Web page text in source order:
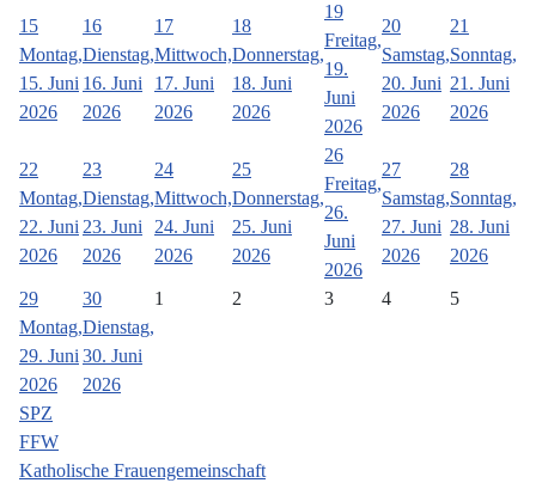
15
Montag,
15. Juni
2026
16
Dienstag,
16. Juni
2026
17
Mittwoch,
17. Juni
2026
18
Donnerstag,
18. Juni
2026
19
Freitag,
19.
Juni
2026
20
Samstag,
20. Juni
2026
21
Sonntag,
21. Juni
2026
22
Montag,
22. Juni
2026
23
Dienstag,
23. Juni
2026
24
Mittwoch,
24. Juni
2026
25
Donnerstag,
25. Juni
2026
26
Freitag,
26.
Juni
2026
27
Samstag,
27. Juni
2026
28
Sonntag,
28. Juni
2026
29
Montag,
29. Juni
2026
30
Dienstag,
30. Juni
2026
1 2 3 4 5
SPZ
FFW
Katholische Frauengemeinschaft